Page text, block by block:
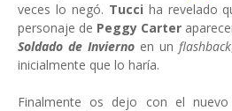
veces lo negó. Tucci ha revelado
personaje de Peggy Carter
Soldado de Invierno en un flashback
inicialmente que lo haría.
Finalmente os dejo con el